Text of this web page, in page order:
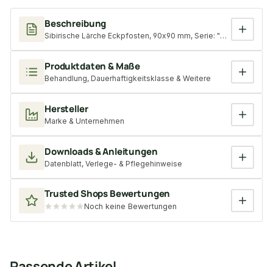
Beschreibung
Sibirische Lärche Eckpfosten, 90x90 mm, Serie: "Kiel", KD,
Produktdaten & Maße
Behandlung, Dauerhaftigkeitsklasse & Weitere
Hersteller
Marke & Unternehmen
Downloads & Anleitungen
Datenblatt, Verlege- & Pflegehinweise
Trusted Shops Bewertungen
Noch keine Bewertungen